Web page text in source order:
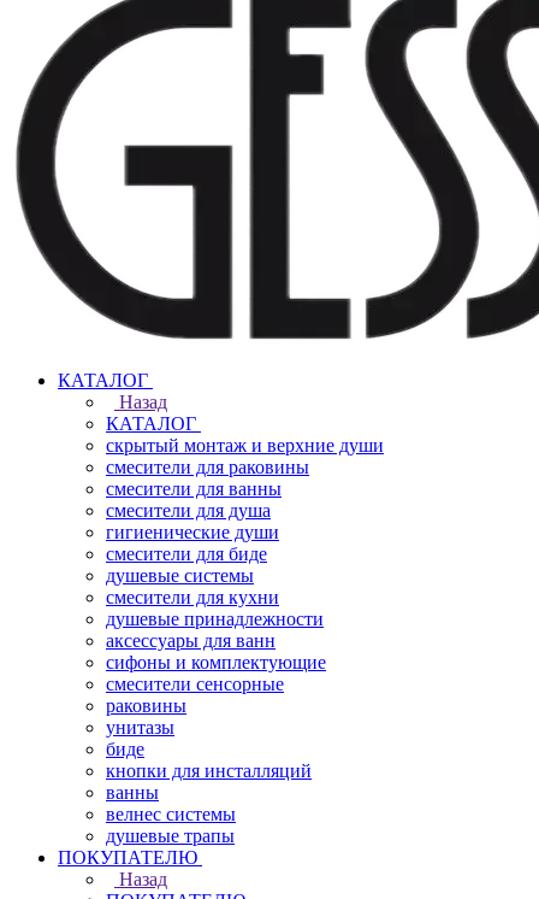
КАТАЛОГ
Назад
КАТАЛОГ
скрытый монтаж и верхние души
смесители для раковины
смесители для ванны
смесители для душа
гигиенические души
смесители для биде
душевые системы
смесители для кухни
душевые принадлежности
аксессуары для ванн
сифоны и комплектующие
смесители сенсорные
раковины
унитазы
биде
кнопки для инсталляций
ванны
велнес системы
душевые трапы
ПОКУПАТЕЛЮ
Назад